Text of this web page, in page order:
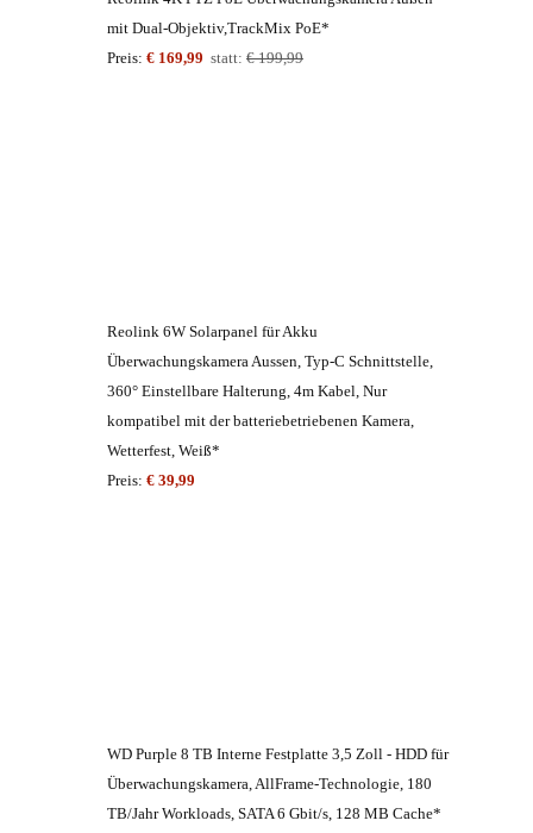
mit Dual-Objektiv,TrackMix PoE*
Preis: € 169,99 statt: € 199,99
Reolink 6W Solarpanel für Akku
Überwachungskamera Aussen, Typ-C Schnittstelle,
360° Einstellbare Halterung, 4m Kabel, Nur
kompatibel mit der batteriebetriebenen Kamera,
Wetterfest, Weiß*
Preis: € 39,99
WD Purple 8 TB Interne Festplatte 3,5 Zoll - HDD für
Überwachungskamera, AllFrame-Technologie, 180
TB/Jahr Workloads, SATA 6 Gbit/s, 128 MB Cache*